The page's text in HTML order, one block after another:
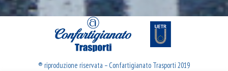
® riproduzione riservata – Confartigianato Trasporti 2019